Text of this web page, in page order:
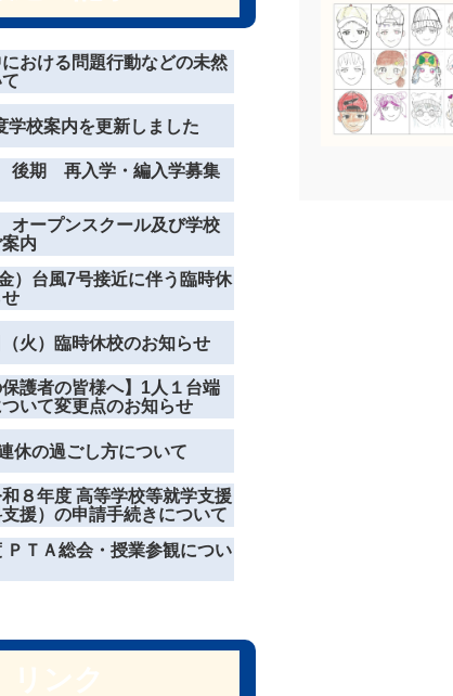
おける問題行動などの未然
学校案内を更新しました
後期 再入学・編入学募集
ープンスクール及び学校
内
）台風7号接近に伴う臨時休
火）臨時休校のお知らせ
保護者の皆様へ】1人１台端
いて変更点のお知らせ
休の過ごし方について
和８年度 高等学校等就学支援
援）の申請手続きについて
ＰＴＡ総会・授業参観につい